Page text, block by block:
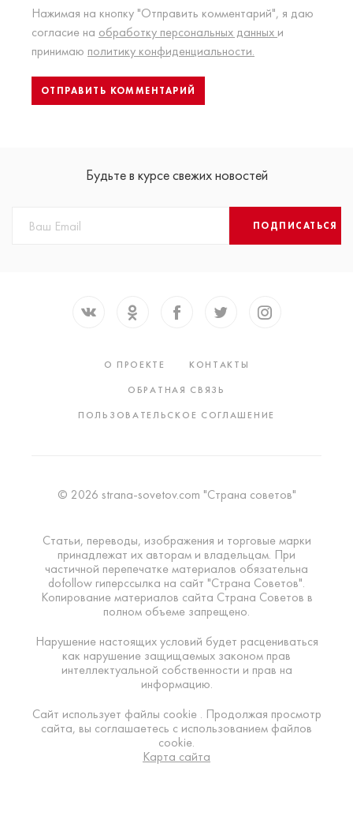
Нажимая на кнопку "Отправить комментарий", я даю
согласие на обработку персональных данных и
принимаю политику конфиденциальности.
Будьте в курсе свежих новостей
ПОДПИСАТЬСЯ
О ПРОЕКТЕ
КОНТАКТЫ
ОБРАТНАЯ СВЯЗЬ
ПОЛЬЗОВАТЕЛЬСКОЕ СОГЛАШЕНИЕ
© 2026 strana-sovetov.com "Страна советов"
Статьи, переводы, изображения и торговые марки
принадлежат их авторам и владельцам. При
частичной перепечатке материалов обязательна
dofollow гиперссылка на сайт "Страна Советов".
Копирование материалов сайта Страна Советов в
полном объеме запрещено.
Нарушение настоящих условий будет расцениваться
как нарушение защищаемых законом прав
интеллектуальной собственности и прав на
информацию.
Сайт использует файлы cookie . Продолжая просмотр
сайта, вы соглашаетесь с использованием файлов
cookie.
Карта сайта